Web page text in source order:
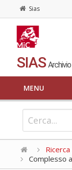
Sias
SIAS
MENU
Complesso